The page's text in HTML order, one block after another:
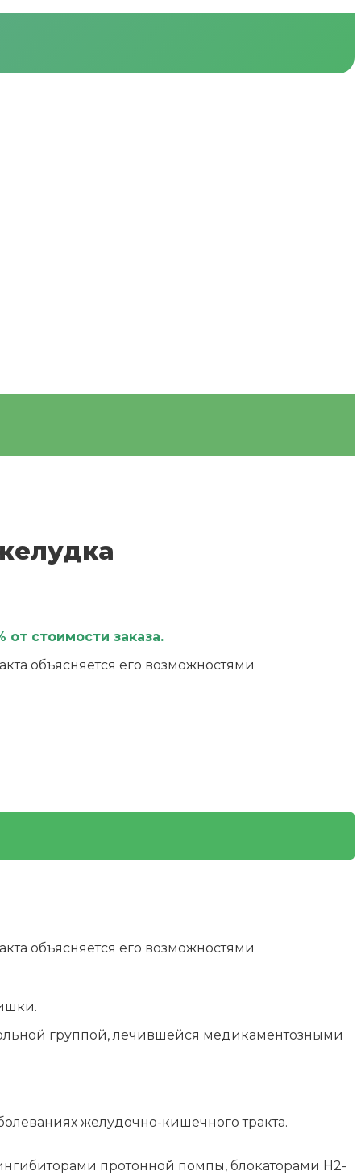
стоимости заказа.
объясняется его возможностями
объясняется его возможностями
группой, лечившейся медикаментозными
желудочно-кишечного тракта.
протонной помпы, блокаторами Н2-